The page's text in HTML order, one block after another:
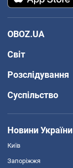
OBOZ.UA
Світ
Розслідування
Суспільство
Новини України
Київ
Запоріжжя